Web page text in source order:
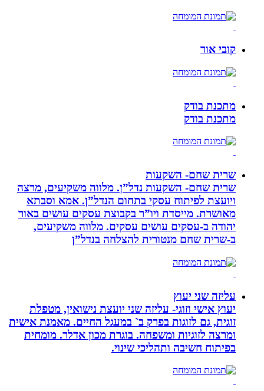
קובי אור
מתכנת בודק
מתכנת בודק
שרית שחם- השקעות
שרית שחם- השקעות נדל”ן. מלווה משקיעים, מרצה
ויועצת לפיתוח עסקי בתחום הנדל”ן. אמא וסבתא
מאושרת. ‏מייסדת ויו”ר בקבוצת עסקים עושים באור
יהודה‏ ב-‏עסקים עושים עסקים‏. ‏מלווה משקיעים,
ב-‏שרית שחם מנטורית להצלחה בנדל”ן‏
עליזה שני יעוץ
יעוץ אישי וזוגי- עליזה שני יועצת נישואין, מטפלת
זוגית, גם לזוגות בפרק ב` במעגל החיים. מאמנת אישית
ומרצה לזוגיות ומשפחה. בוגרת מכון אדלר. מומחית
בפיתוח חשיבה ותהליכי שינוי.